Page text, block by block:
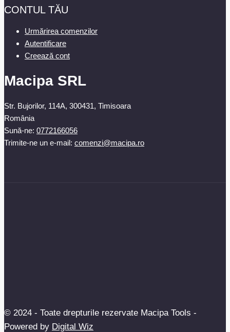
CONTUL TĂU
Urmărirea comenzilor
Autentificare
Creează cont
Macipa SRL
Str. Bujorilor, 114A, 300431, Timisoara
România
Sună-ne: 0772166056
Trimite-ne un e-mail: comenzi@macipa.ro
© 2024 - Toate drepturile rezervate Macipa Tools -
Powered by Digital Wiz